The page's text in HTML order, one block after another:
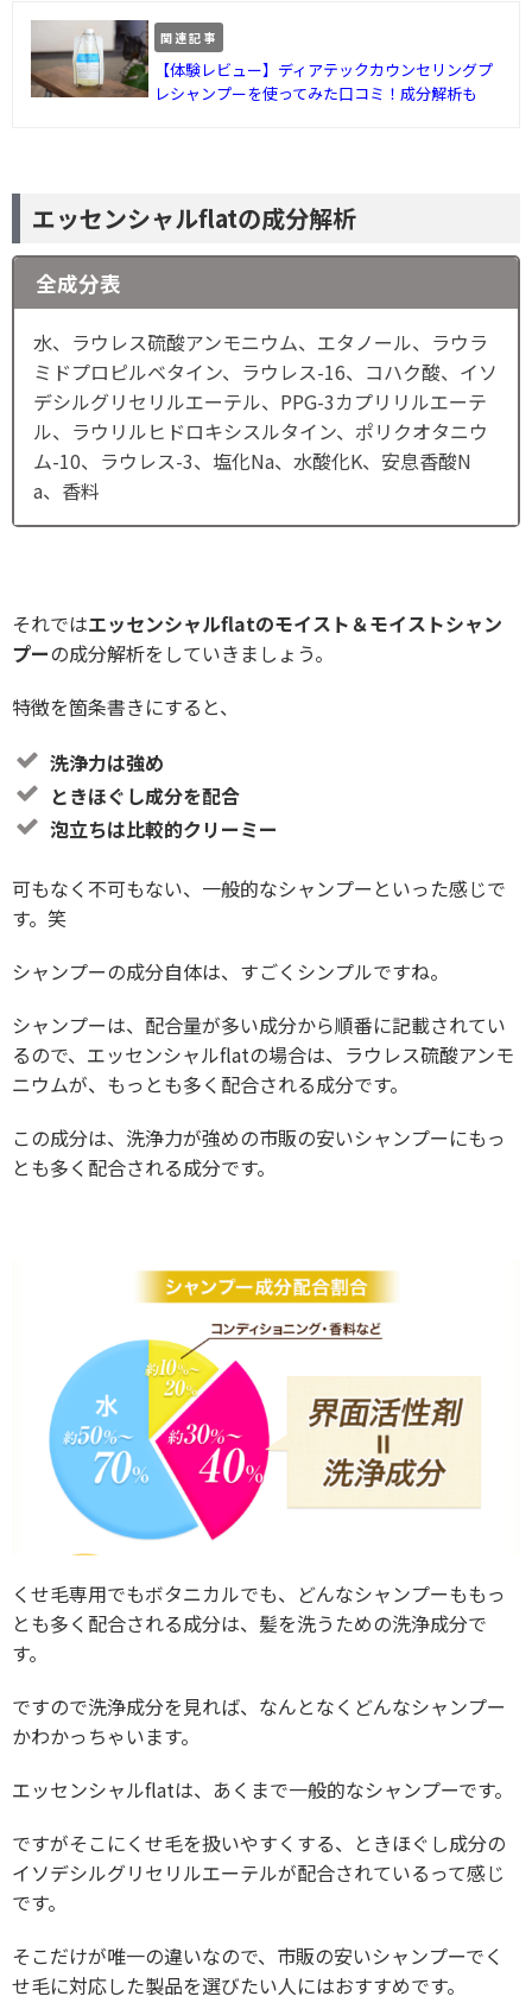
関連記事
【体験レビュー】ディアテックカウンセリングプ
レシャンプーを使ってみた口コミ！成分解析も
エッセンシャルflatの成分解析
全成分表
水、ラウレス硫酸アンモニウム、エタノール、ラウラ
ミドプロピルベタイン、ラウレス-16、コハク酸、イソ
デシルグリセリルエーテル、PPG-3カプリリルエーテ
ル、ラウリルヒドロキシスルタイン、ポリクオタニウ
ム-10、ラウレス-3、塩化Na、水酸化K、安息香酸N
a、香料
それではエッセンシャルflatのモイスト＆モイストシャン
プーの成分解析をしていきましょう。
特徴を箇条書きにすると、
洗浄力は強め
ときほぐし成分を配合
泡立ちは比較的クリーミー
可もなく不可もない、一般的なシャンプーといった感じで
す。笑
シャンプーの成分自体は、すごくシンプルですね。
シャンプーは、配合量が多い成分から順番に記載されてい
るので、エッセンシャルflatの場合は、ラウレス硫酸アンモ
ニウムが、もっとも多く配合される成分です。
この成分は、洗浄力が強めの市販の安いシャンプーにもっ
とも多く配合される成分です。
くせ毛専用でもボタニカルでも、どんなシャンプーももっ
とも多く配合される成分は、髪を洗うための洗浄成分で
す。
ですので洗浄成分を見れば、なんとなくどんなシャンプー
かわかっちゃいます。
エッセンシャルflatは、あくまで一般的なシャンプーです。
ですがそこにくせ毛を扱いやすくする、ときほぐし成分の
イソデシルグリセリルエーテルが配合されているって感じ
です。
そこだけが唯一の違いなので、市販の安いシャンプーでく
せ毛に対応した製品を選びたい人にはおすすめです。